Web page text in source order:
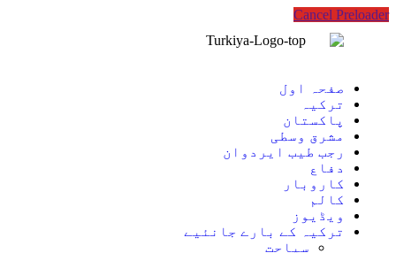
Cancel Preloader
صفحہ اول
ترکیہ
پاکستان
مشرق وسطی
رجب طیب ایردوان
دفاع
کاروبار
کالم
ویڈیوز
ترکیہ کے بارے جانئیے
سیاحت